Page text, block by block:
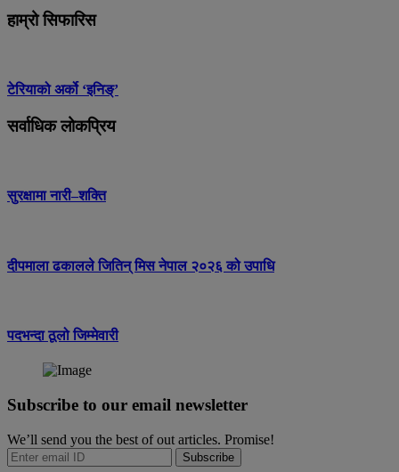
हाम्रो सिफारिस
टेरियाको अर्को ‘इनिङ्’
सर्वाधिक लोकप्रिय
सुरक्षामा नारी–शक्ति
दीपमाला ढकालले जितिन् मिस नेपाल २०२६ को उपाधि
पदभन्दा ठूलो जिम्मेवारी
Subscribe to our email newsletter
We’ll send you the best of out articles. Promise!
Subscribe